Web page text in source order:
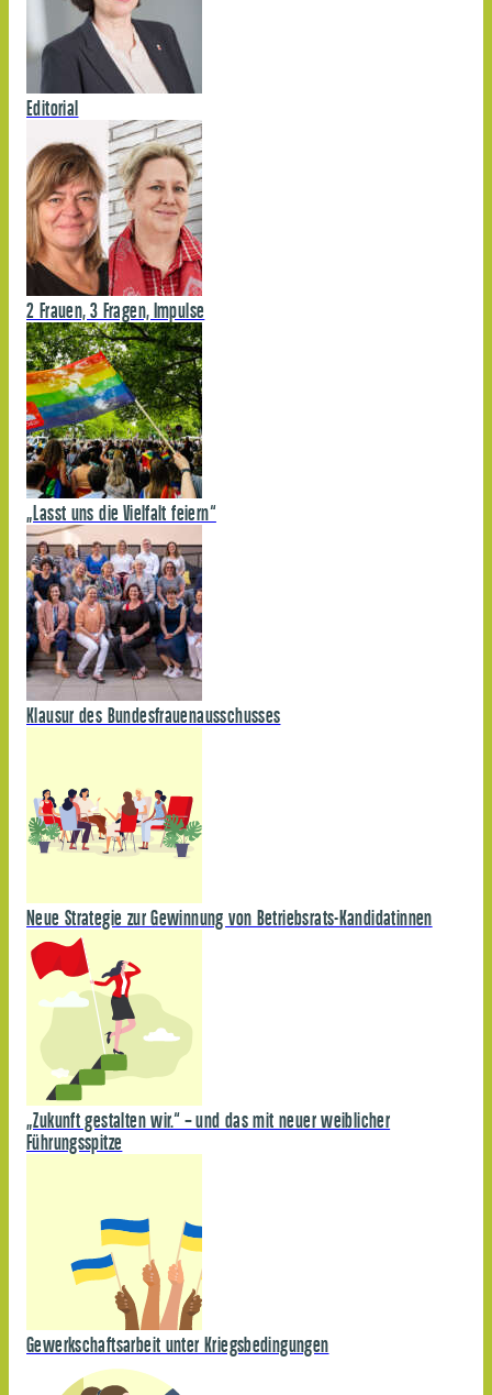
Editorial
2 Frauen, 3 Fragen, Impulse
„Lasst uns die Vielfalt feiern“
Klausur des Bundesfrauenausschusses
Neue Strategie zur Gewinnung von Betriebsrats-Kandidatinnen
„Zukunft gestalten wir.“ – und das mit neuer weiblicher
Führungsspitze
Gewerkschaftsarbeit unter Kriegsbedingungen